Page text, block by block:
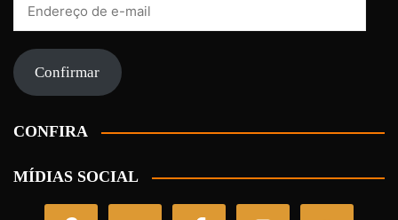
mail Confirmar
CONFIRA
MÍDIAS SOCIAL